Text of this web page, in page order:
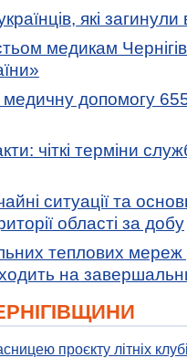
які загинули
медикам
медичну допомогу
чіткі терміни
ситуації та
області за добу
теплових мереж
на
проєкту літніх